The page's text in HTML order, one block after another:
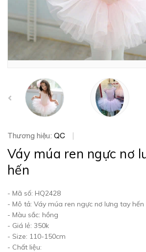
prev
Thương hiệu: QC
Váy múa ren ngực nơ
hến
- Mã số: HQ2428
- Mô tả: Váy múa ren ngực nơ lưng tay hến
- Màu sắc: hồng
- Giá lẻ: 350k
- Size: 110-150cm
- Chất liệu: